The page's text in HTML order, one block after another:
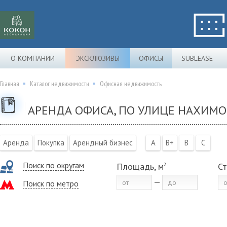
О КОМПАНИИ ЭКСКЛЮЗИВЫ ОФИСЫ SUBLEASE
Главная Каталог недвижимости Офисная недвижимость
АРЕНДА ОФИСА, ПО УЛИЦЕ
Аренда Покупка Арендный бизнес A B+ B C
Поиск по округам
Поиск по метро
Площадь, м2